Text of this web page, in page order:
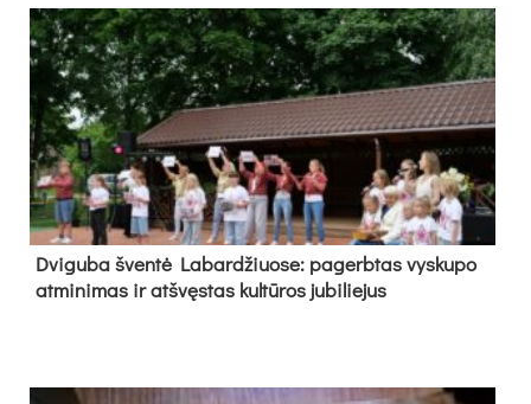
Dvi­gu­ba šven­tė La­bar­džiuo­se: pa­gerb­tas vys­ku­po
at­mi­ni­mas ir at­švęs­tas kul­tū­ros ju­bi­lie­jus